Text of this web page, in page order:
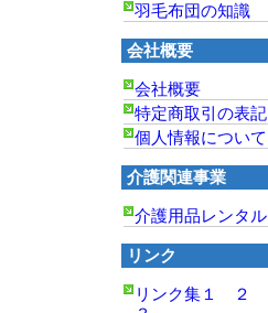
羽毛布団の知識
会社概要
会社概要
特定商取引の表記
個人情報について
介護関連事業
介護用品レンタル
リンク
リンク集１
２